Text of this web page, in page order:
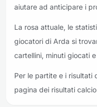
aiutare ad anticipare i
La rosa attuale, le
giocatori di Arda si
cartellini, minuti giocati
Per le partite e i risultati
pagina dei risultati